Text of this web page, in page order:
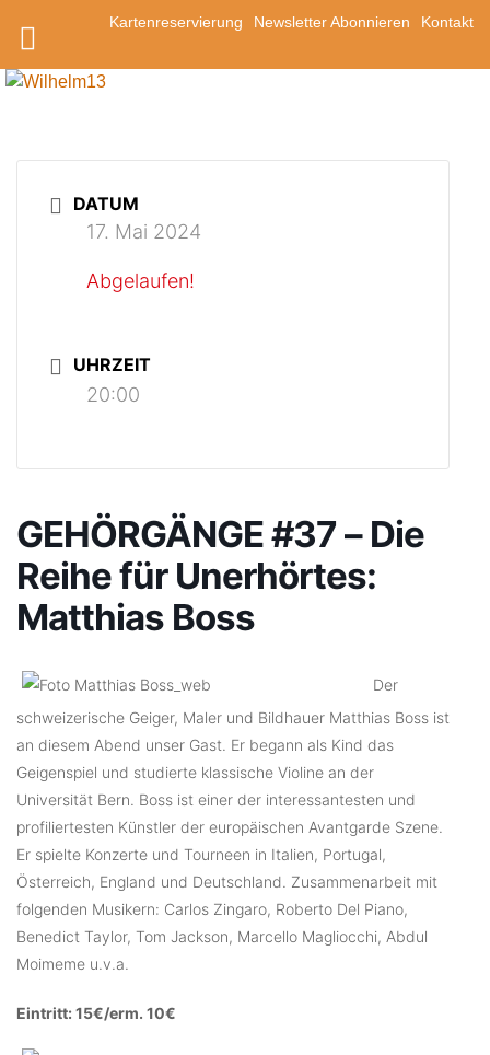
Kartenreservierung Newsletter Abonnieren Kontakt
DATUM
17. Mai 2024
Abgelaufen!
UHRZEIT
20:00
GEHÖRGÄNGE #37 – Die
Reihe für Unerhörtes:
Matthias Boss
Der
schweizerische Geiger, Maler und Bildhauer Matthias Boss ist
an diesem Abend unser Gast. Er begann als Kind das
Geigenspiel und studierte klassische Violine an der
Universität Bern. Boss ist einer der interessantesten und
profiliertesten Künstler der europäischen Avantgarde Szene.
Er spielte Konzerte und Tourneen in Italien, Portugal,
Österreich, England und Deutschland. Zusammenarbeit mit
folgenden Musikern: Carlos Zingaro, Roberto Del Piano,
Benedict Taylor, Tom Jackson, Marcello Magliocchi, Abdul
Moimeme u.v.a.
Eintritt: 15€/erm. 10€